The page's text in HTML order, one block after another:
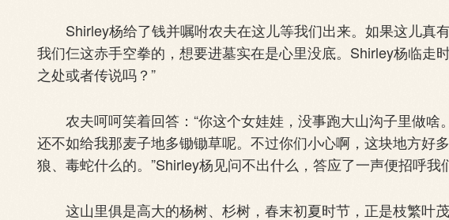
Shirley杨给了钱并嘱咐农夫在这儿等我们出来。如果这儿真
我们仨这赤手空拳的，想要进墓实在是心里没底。Shirley杨临走
之处或者传说吗？”
农夫呵呵笑着回答：“你这个女娃娃，没事跑大山沟子里做啥
还不如给我那麦子地多锄锄草呢。不过你们小心啊，这块地方好
狼、毒蛇什么的。”Shirley杨见问不出什么，答应了一声便招呼我
这山里俱是高大的杨树、杉树，春末初夏时节，正是枝繁叶